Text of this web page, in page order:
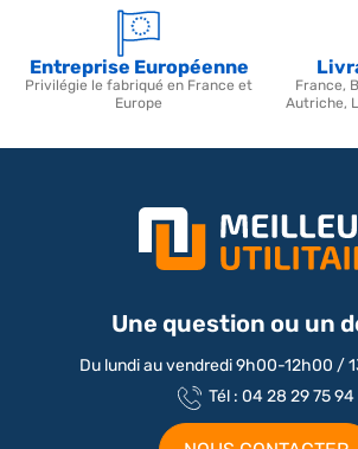
Entreprise Européenne
Privilégie le fabriqué en France et
Europe
France,
Autriche,
Une question ou un
Du lundi au vendredi 9h00-12h00 /
Tél : 04 28 29 75 94